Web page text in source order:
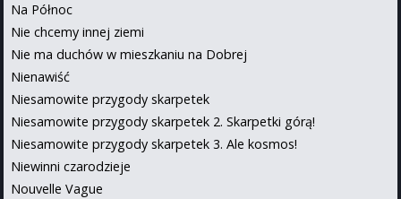
Na Północ
Nie chcemy innej ziemi
Nie ma duchów w mieszkaniu na Dobrej
Nienawiść
Niesamowite przygody skarpetek
Niesamowite przygody skarpetek 2. Skarpetki górą!
Niesamowite przygody skarpetek 3. Ale kosmos!
Niewinni czarodzieje
Nouvelle Vague